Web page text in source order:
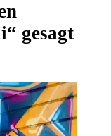
gesagt